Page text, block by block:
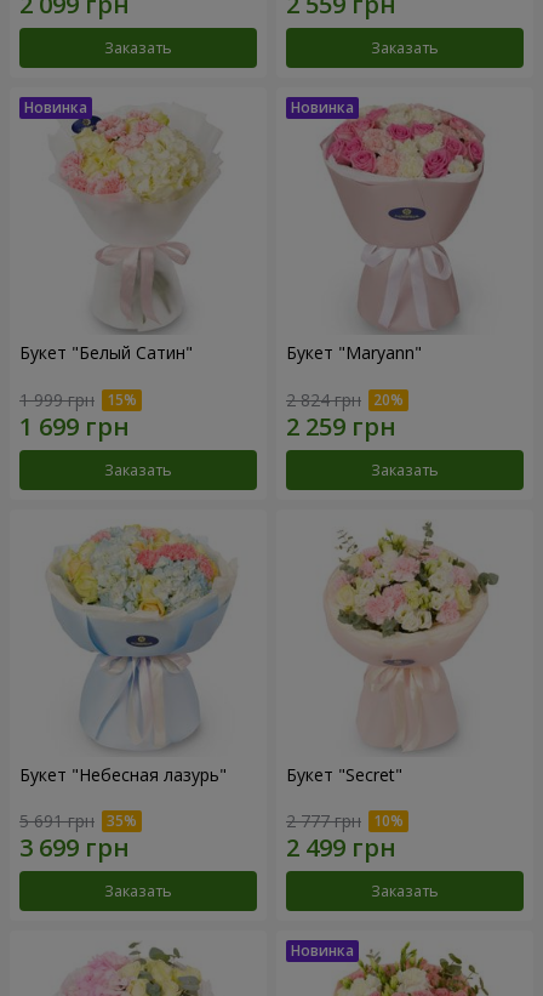
Заказать Заказать
Букет "Белый Сатин"
1 999 грн
Заказать
Букет "Maryann"
2 824 грн
Заказать
Букет "Небесная лазурь"
5 691 грн
Заказать
Букет "Secret"
2 777 грн
Заказать